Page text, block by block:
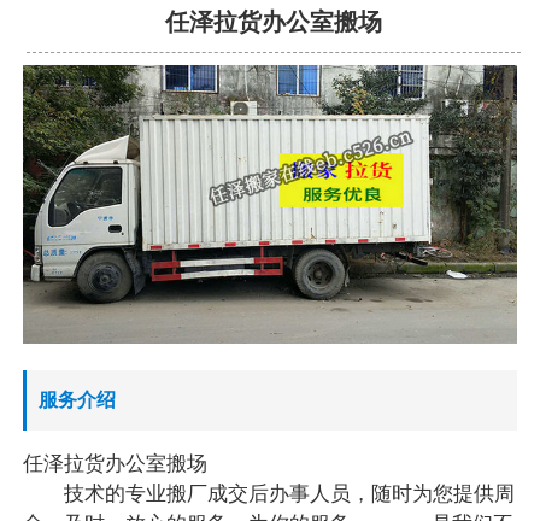
任泽拉货办公室搬场
服务介绍
任泽拉货办公室搬场
技术的专业搬厂成交后办事人员，随时为您提供周